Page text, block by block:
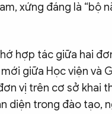
xứng đáng là “bộ
hợp tác giữa hai
giữa Học viện và
vị trên cơ sở khai
diện trong đào tạo,